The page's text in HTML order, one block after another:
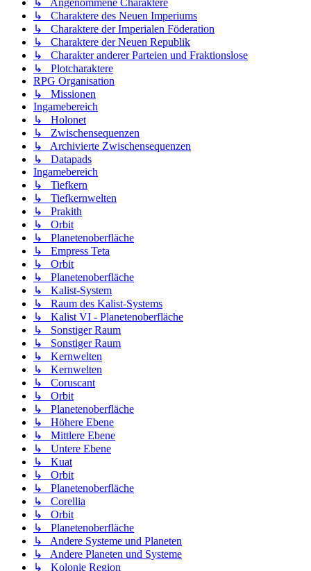
↳ Angenommene Charaktere
↳ Charaktere des Neuen Imperiums
↳ Charaktere der Imperialen Föderation
↳ Charaktere der Neuen Republik
↳ Charakter anderer Parteien und Fraktionslose
↳ Plotcharaktere
RPG Organisation
↳ Missionen
Ingamebereich
↳ Holonet
↳ Zwischensequenzen
↳ Archivierte Zwischensequenzen
↳ Datapads
Ingamebereich
↳ Tiefkern
↳ Tiefkernwelten
↳ Prakith
↳ Orbit
↳ Planetenoberfläche
↳ Empress Teta
↳ Orbit
↳ Planetenoberfläche
↳ Kalist-System
↳ Raum des Kalist-Systems
↳ Kalist VI - Planetenoberfläche
↳ Sonstiger Raum
↳ Sonstiger Raum
↳ Kernwelten
↳ Kernwelten
↳ Coruscant
↳ Orbit
↳ Planetenoberfläche
↳ Höhere Ebene
↳ Mittlere Ebene
↳ Untere Ebene
↳ Kuat
↳ Orbit
↳ Planetenoberfläche
↳ Corellia
↳ Orbit
↳ Planetenoberfläche
↳ Andere Systeme und Planeten
↳ Andere Planeten und Systeme
↳ Kolonie Region